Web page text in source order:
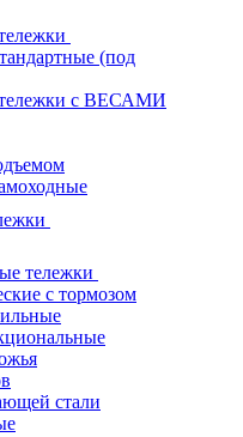
(под
тележки с ВЕСАМИ
тележки
с тормозом
стали